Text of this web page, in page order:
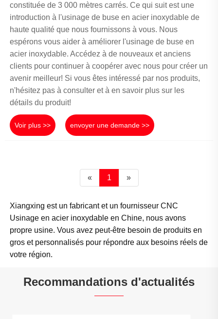
constituée de 3 000 mètres carrés. Ce qui suit est une
introduction à l'usinage de buse en acier inoxydable de
haute qualité que nous fournissons à vous. Nous
espérons vous aider à améliorer l'usinage de buse en
acier inoxydable. Accédez à de nouveaux et anciens
clients pour continuer à coopérer avec nous pour créer un
avenir meilleur! Si vous êtes intéressé par nos produits,
n'hésitez pas à consulter et à en savoir plus sur les
détails du produit!
Voir plus >> envoyer une demande >>
« 1 »
Xiangxing est un fabricant et un fournisseur CNC
Usinage en acier inoxydable en Chine, nous avons
propre usine. Vous avez peut-être besoin de produits en
gros et personnalisés pour répondre aux besoins réels de
votre région.
Recommandations d'actualités